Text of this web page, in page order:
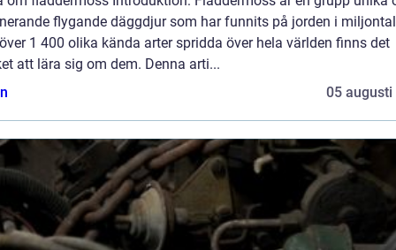
flygande däggdjur som har funnits på jorden i
1 400 olika kända arter spridda över hela världen finns det
att lära sig om dem. Denna arti...
05 augusti